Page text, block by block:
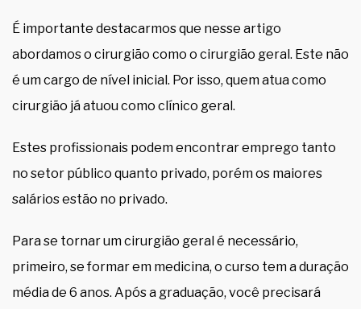
É importante destacarmos que nesse artigo
abordamos o cirurgião como o cirurgião geral. Este não
é um cargo de nível inicial. Por isso, quem atua como
cirurgião já atuou como clínico geral.
Estes profissionais podem encontrar emprego tanto
no setor público quanto privado, porém os maiores
salários estão no privado.
Para se tornar um cirurgião geral é necessário,
primeiro, se formar em medicina, o curso tem a duração
média de 6 anos. Após a graduação, você precisará